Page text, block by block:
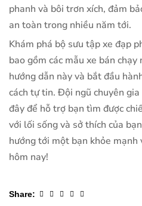
phanh và bôi trơn xích, đảm
an toàn trong nhiều năm tới.
Khám phá bộ sưu tập xe đạp
bao gồm các mẫu xe bán
hướng dẫn này và bắt đầu
cách tự tin. Đội ngũ chuyên gia
đây để hỗ trợ bạn tìm được
với lối sống và sở thích của
hướng tới một bạn khỏe mạnh
hôm nay!
Share: Facebook
TwitterLinkedinGoogle+